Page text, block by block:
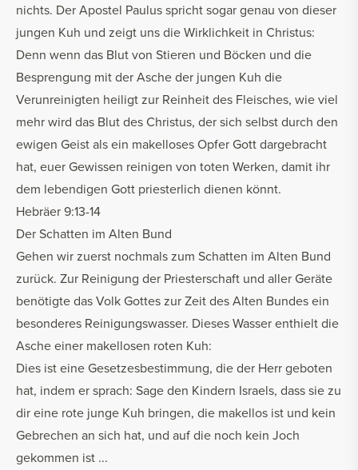
nichts. Der Apostel Paulus spricht sogar genau von dieser
jungen Kuh und zeigt uns die Wirklichkeit in Christus:
Denn wenn das Blut von Stieren und Böcken und die
Besprengung mit der Asche der jungen Kuh die
Verunreinigten heiligt zur Reinheit des Fleisches, wie viel
mehr wird das Blut des Christus, der sich selbst durch den
ewigen Geist als ein makelloses Opfer Gott dargebracht
hat, euer Gewissen reinigen von toten Werken, damit ihr
dem lebendigen Gott priesterlich dienen könnt.
Hebräer 9:13-14
Der Schatten im Alten Bund
Gehen wir zuerst nochmals zum Schatten im Alten Bund
zurück. Zur Reinigung der Priesterschaft und aller Geräte
benötigte das Volk Gottes zur Zeit des Alten Bundes ein
besonderes Reinigungswasser. Dieses Wasser enthielt die
Asche einer makellosen roten Kuh:
Dies ist eine Gesetzesbestimmung, die der Herr geboten
hat, indem er sprach: Sage den Kindern Israels, dass sie zu
dir eine rote junge Kuh bringen, die makellos ist und kein
Gebrechen an sich hat, und auf die noch kein Joch
gekommen ist ...